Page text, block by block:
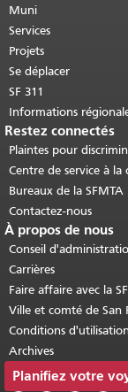
cette page se répète
Retour au haut du
Muni
Services
Projets
Se déplacer
SF 311
Informations
Restez connectés
Plaintes pour
Centre de service à la
Bureaux de la SFMTA
Contactez-nous
À propos de nous
Conseil
Carrières
Faire affaire avec la
Ville et comté de San
Conditions
Archives
Planifiez votre